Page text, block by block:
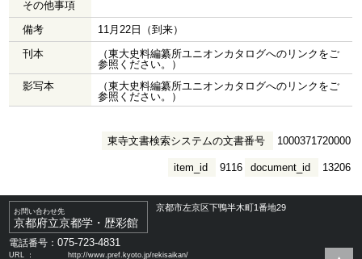
その他事項
備考
11月22日（到来）
刊本
（東大史料編纂所ユニオンカタログへのリンクをご
参照ください。）
影写本
（東大史料編纂所ユニオンカタログへのリンクをご
参照ください。）
東寺文書検索システムの文書番号 1000371720000
document_id 13206
item_id 9116
お問い合わせ先
京都府立京都学・歴彩館
京都市左京区下鴨半木町1番地29
電話番号：075-723-4831
URL ： http://www.pref.kyoto.jp/rekisaikan/